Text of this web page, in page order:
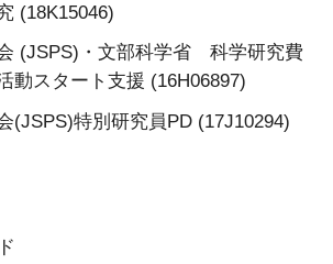
(18K15046)
(JSPS)・文部科学省 科学研究費
スタート支援 (16H06897)
(JSPS)特別研究員PD (17J10294)